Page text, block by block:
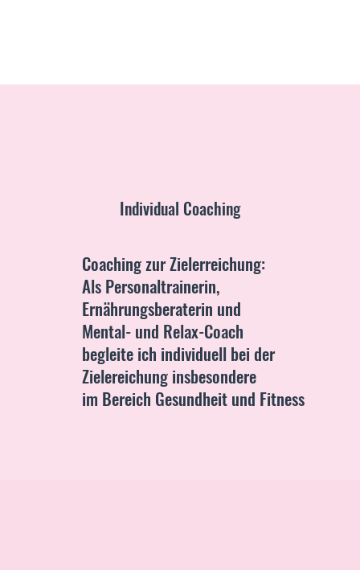
Individual Coaching
Coaching zur Zielerreichung:
Als Personaltrainerin,
Ernährungsberaterin und
Mental- und Relax-Coach
begleite ich individuell bei der
Zielereichung insbesondere
im Bereich Gesundheit und Fitness